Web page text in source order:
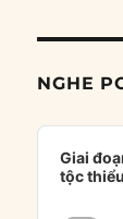
NGHE
Audio
Player
Giai
tộc